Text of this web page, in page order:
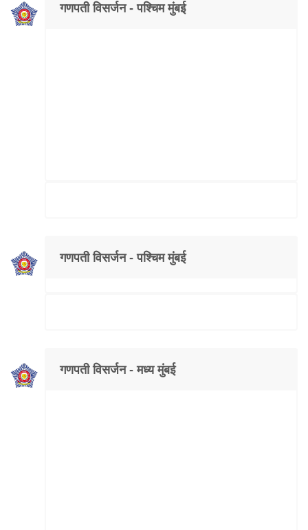
गणपती विसर्जन - पश्चिम मुंबई
गणपती विसर्जन - पश्चिम मुंबई
गणपती विसर्जन - मध्य मुंबई